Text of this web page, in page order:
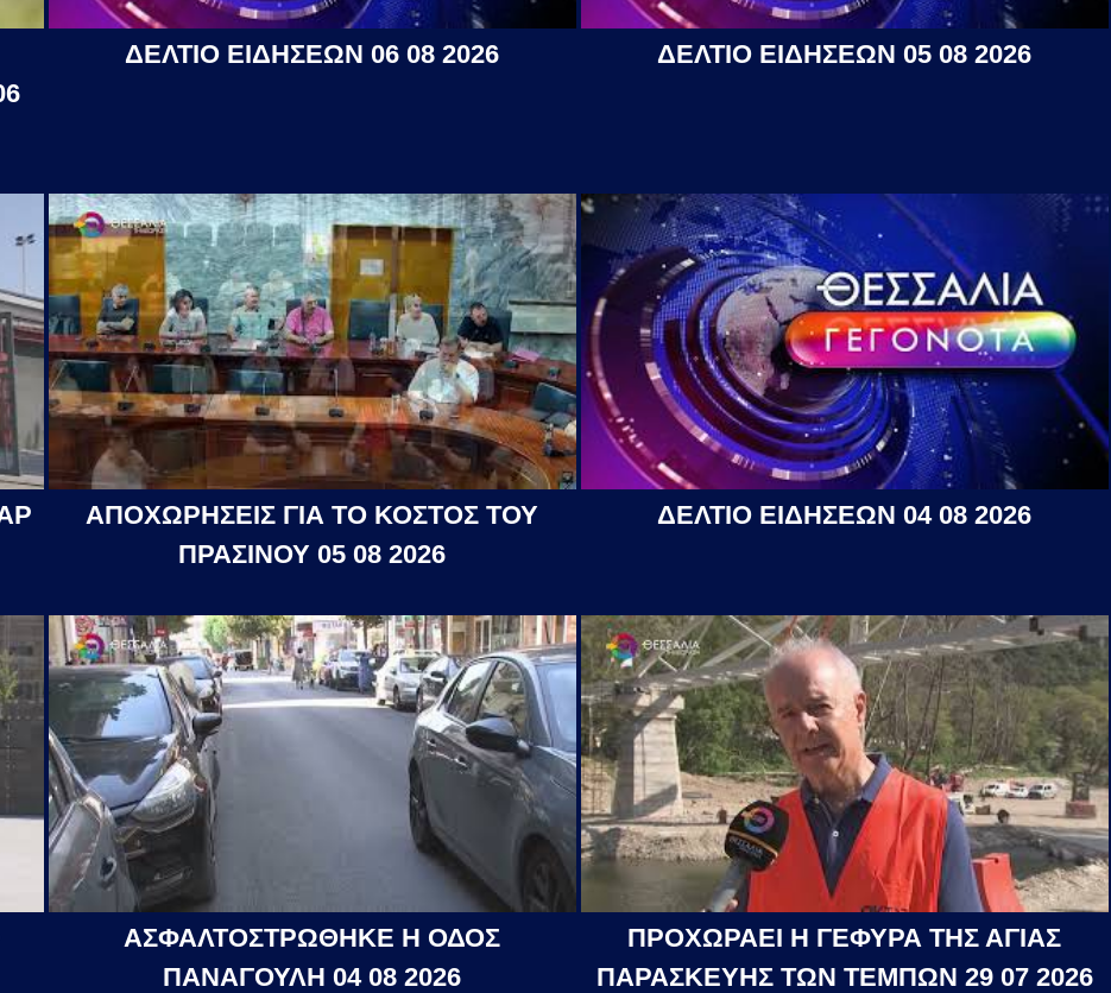
ΔΕΛΤΙΟ ΕΙΔΗΣΕΩΝ 06 08 2026 ΔΕΛΤΙΟ ΕΙΔΗΣΕΩΝ 05 08 2026
ΑΠΟΧΩΡΗΣΕΙΣ ΓΙΑ ΤΟ ΚΟΣΤΟΣ ΤΟΥ
ΠΡΑΣΙΝΟΥ 05 08 2026
ΔΕΛΤΙΟ ΕΙΔΗΣΕΩΝ 04 08 2026
ΑΣΦΑΛΤΟΣΤΡΩΘΗΚΕ Η ΟΔΟΣ
ΠΑΝΑΓΟΥΛΗ 04 08 2026
ΠΡΟΧΩΡΑΕΙ Η ΓΕΦΥΡΑ ΤΗΣ ΑΓΙΑΣ
ΠΑΡΑΣΚΕΥΗΣ ΤΩΝ ΤΕΜΠΩΝ 29 07 2026